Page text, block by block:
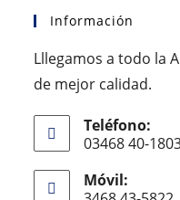
Información
Lllegamos a todo la
de mejor calidad.
Teléfono:
03468 40-
Móvil: